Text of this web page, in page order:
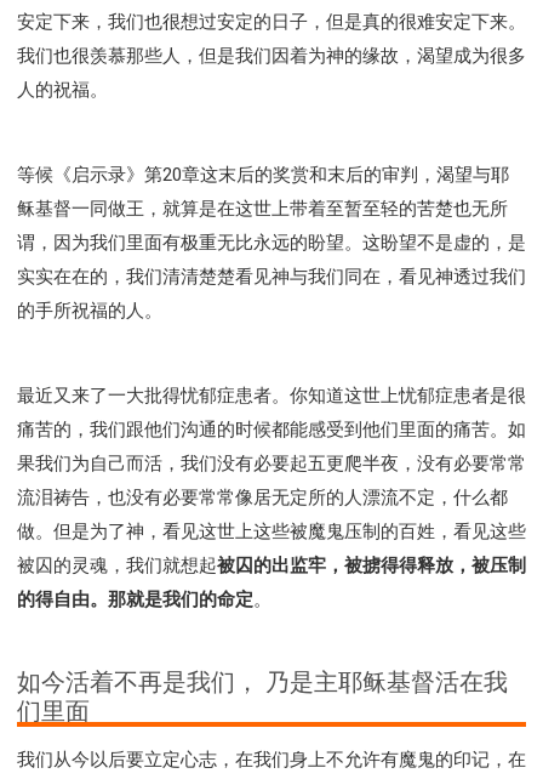
安定下来，我们也很想过安定的日子，但是真的很难安定下来。
我们也很羡慕那些人，但是我们因着为神的缘故，渴望成为很多
人的祝福。
等候《启示录》第20章这末后的奖赏和末后的审判，渴望与耶
稣基督一同做王，就算是在这世上带着至暂至轻的苦楚也无所
谓，因为我们里面有极重无比永远的盼望。这盼望不是虚的，是
实实在在的，我们清清楚楚看见神与我们同在，看见神透过我们
的手所祝福的人。
最近又来了一大批得忧郁症患者。你知道这世上忧郁症患者是很
痛苦的，我们跟他们沟通的时候都能感受到他们里面的痛苦。如
果我们为自己而活，我们没有必要起五更爬半夜，没有必要常常
流泪祷告，也没有必要常常像居无定所的人漂流不定，什么都
做。但是为了神，看见这世上这些被魔鬼压制的百姓，看见这些
被囚的灵魂，我们就想起被囚的出监牢，被掳得得释放，被压制
的得自由。那就是我们的命定。
如今活着不再是我们， 乃是主耶稣基督活在我
们里面
我们从今以后要立定心志，在我们身上不允许有魔鬼的印记，在